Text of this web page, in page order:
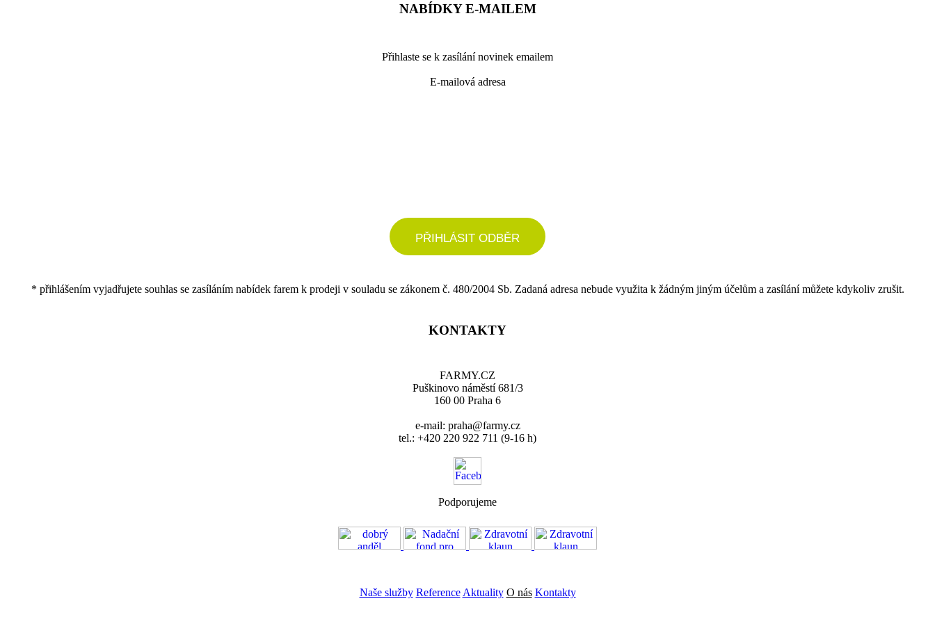
NABÍDKY E-MAILEM
Přihlaste se k zasílání novinek emailem
E-mailová adresa
PŘIHLÁSIT ODBĚR
* přihlášením vyjadřujete souhlas se zasíláním nabídek farem k prodeji v souladu se zákonem č. 480/2004 Sb. Zadaná adresa nebude využita k žádným jiným účelům a zasílání můžete kdykoliv zrušit.
KONTAKTY
FARMY.CZ
Puškinovo náměstí 681/3
160 00 Praha 6
e-mail: praha@farmy.cz
tel.: +420 220 922 711 (9-16 h)
Podporujeme
Naše služby Reference Aktuality O nás Kontakty